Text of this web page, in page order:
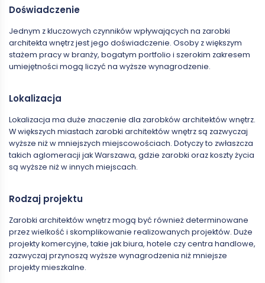
Doświadczenie
Jednym z kluczowych czynników wpływających na zarobki
architekta wnętrz jest jego doświadczenie. Osoby z większym
stażem pracy w branży, bogatym portfolio i szerokim zakresem
umiejętności mogą liczyć na wyższe wynagrodzenie.
Lokalizacja
Lokalizacja ma duże znaczenie dla zarobków architektów wnętrz.
W większych miastach zarobki architektów wnętrz są zazwyczaj
wyższe niż w mniejszych miejscowościach. Dotyczy to zwłaszcza
takich aglomeracji jak Warszawa, gdzie zarobki oraz koszty życia
są wyższe niż w innych miejscach.
Rodzaj projektu
Zarobki architektów wnętrz mogą być również determinowane
przez wielkość i skomplikowanie realizowanych projektów. Duże
projekty komercyjne, takie jak biura, hotele czy centra handlowe,
zazwyczaj przynoszą wyższe wynagrodzenia niż mniejsze
projekty mieszkalne.